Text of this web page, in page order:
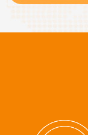
伍和专家
成都科学